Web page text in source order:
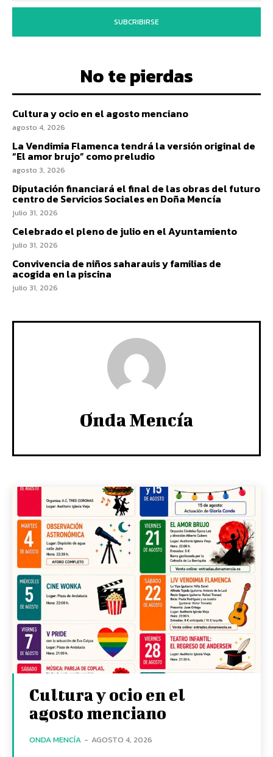
SUBCRIBIRSE
No te pierdas
Cultura y ocio en el agosto menciano
agosto 4, 2026
La Vendimia Flamenca tendrá la versión original de
“El amor brujo” como preludio
agosto 3, 2026
Diputación financiará el final de las obras del futuro
centro de Servicios Sociales en Doña Mencía
julio 31, 2026
Celebrado el pleno de julio en el Ayuntamiento
julio 31, 2026
Convivencia de niños saharauis y familias de
acogida en la piscina
julio 31, 2026
Onda Mencía
Cultura y ocio en el
agosto menciano
ONDA MENCÍA - AGOSTO 4, 2026